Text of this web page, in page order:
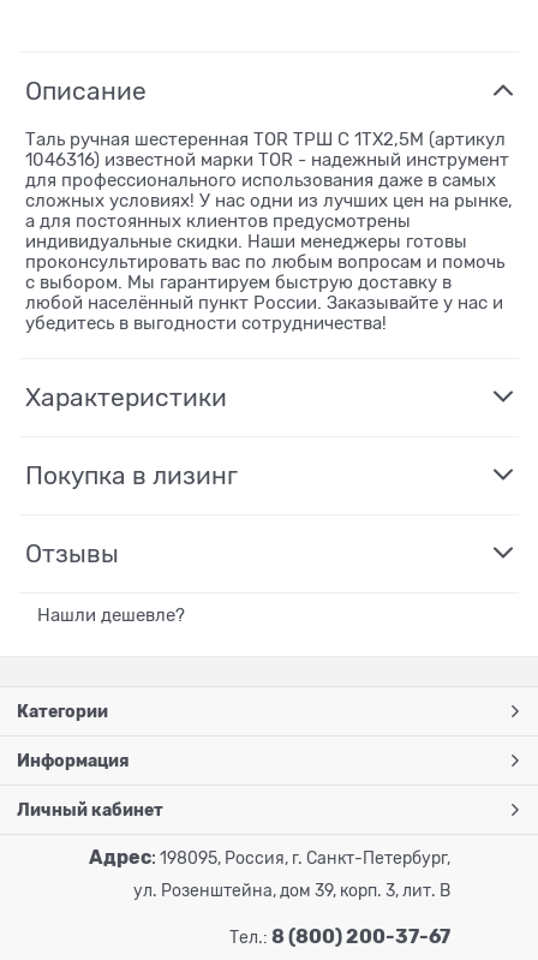
Описание
Таль ручная шестеренная TOR ТРШ C 1ТХ2,5М (артикул
1046316) известной марки TOR - надежный инструмент
для профессионального использования даже в самых
сложных условиях! У нас одни из лучших цен на рынке,
а для постоянных клиентов предусмотрены
индивидуальные скидки. Наши менеджеры готовы
проконсультировать вас по любым вопросам и помочь
с выбором. Мы гарантируем быструю доставку в
любой населённый пункт России. Заказывайте у нас и
убедитесь в выгодности сотрудничества!
Характеристики
Покупка в лизинг
Отзывы
Нашли дешевле?
Категории
Информация
Личный кабинет
Адрес: 198095, Россия, г. Санкт-Петербург,
ул. Розенштейна, дом 39, корп. 3, лит. В
Тел.: 8 (800) 200-37-67